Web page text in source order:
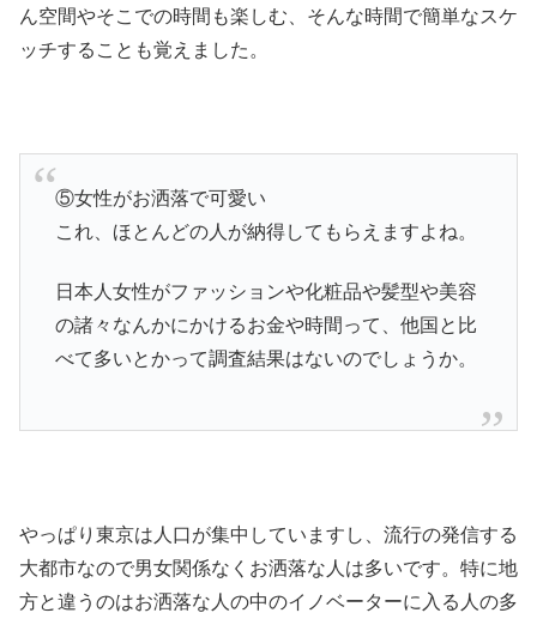
ん空間やそこでの時間も楽しむ、そんな時間で簡単なスケ
ッチすることも覚えました。
⑤女性がお洒落で可愛い
これ、ほとんどの人が納得してもらえますよね。
日本人女性がファッションや化粧品や髪型や美容
の諸々なんかにかけるお金や時間って、他国と比
べて多いとかって調査結果はないのでしょうか。
やっぱり東京は人口が集中していますし、流行の発信する
大都市なので男女関係なくお洒落な人は多いです。特に地
方と違うのはお洒落な人の中のイノベーターに入る人の多